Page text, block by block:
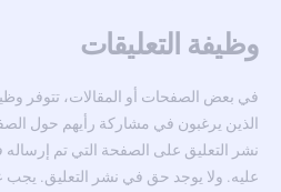
وظيفة التعليقات
في بعض الصفحات أو المقالات، تتوفر
الذين يرغبون في مشاركة رأيهم حول
نشر التعليق على الصفحة التي تم إرساله
عليه. ولا يوجد حق في نشر التعليق. يجب